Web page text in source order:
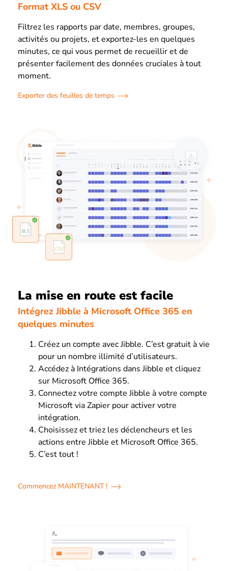
Format XLS ou CSV
Filtrez les rapports par date, membres, groupes,
activités ou projets, et exportez-les en quelques
minutes, ce qui vous permet de recueillir et de
présenter facilement des données cruciales à tout
moment.
Exporter des feuilles de temps
La mise en route est facile
Intégrez Jibble à Microsoft Office 365 en
quelques minutes
Créez un compte avec Jibble. C’est gratuit à vie
pour un nombre illimité d’utilisateurs.
Accédez à Intégrations dans Jibble et cliquez
sur Microsoft Office 365.
Connectez votre compte Jibble à votre compte
Microsoft via Zapier pour activer votre
intégration.
Choisissez et triez les déclencheurs et les
actions entre Jibble et Microsoft Office 365.
C’est tout !
Commencez MAINTENANT !